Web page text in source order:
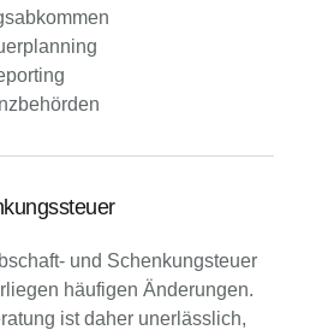
und Schenkungsteuer
häufigen Änderungen.
ist daher unerlässlich,